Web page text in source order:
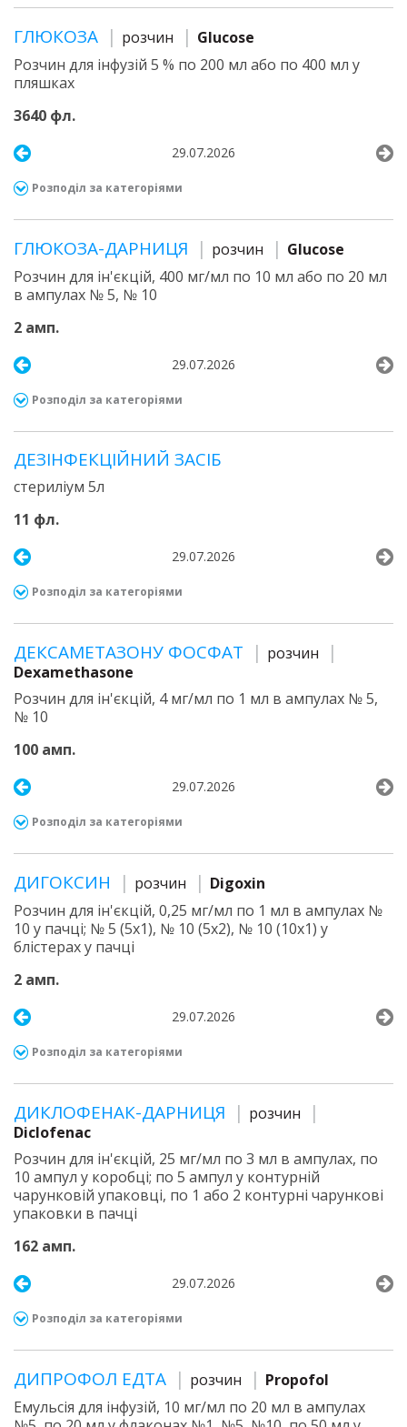
ГЛЮКОЗА розчин
Glucose
Розчин для інфузій 5 % по 200 мл або по 400 мл у
пляшках
3640 фл.
29.07.2026
Розподіл за категоріями
ГЛЮКОЗА-ДАРНИЦЯ розчин
Glucose
Розчин для ін'єкцій, 400 мг/мл по 10 мл або по 20 мл
в ампулах № 5, № 10
2 амп.
29.07.2026
Розподіл за категоріями
ДЕЗІНФЕКЦІЙНИЙ ЗАСІБ
стериліум 5л
11 фл.
29.07.2026
Розподіл за категоріями
ДЕКСАМЕТАЗОНУ ФОСФАТ
розчин
Dexamethasone
Розчин для ін'єкцій, 4 мг/мл по 1 мл в ампулах № 5,
№ 10
100 амп.
29.07.2026
Розподіл за категоріями
ДИГОКСИН розчин
Digoxin
Розчин для ін'єкцій, 0,25 мг/мл по 1 мл в ампулах №
10 у пачці; № 5 (5х1), № 10 (5х2), № 10 (10х1) у
блістерах у пачці
2 амп.
29.07.2026
Розподіл за категоріями
ДИКЛОФЕНАК-ДАРНИЦЯ
розчин
Diclofenac
Розчин для ін'єкцій, 25 мг/мл по 3 мл в ампулах, по
10 ампул у коробці; по 5 ампул у контурній
чарунковій упаковці, по 1 або 2 контурні чарункові
упаковки в пачці
162 амп.
29.07.2026
Розподіл за категоріями
ДИПРОФОЛ ЕДТА розчин
Propofol
Емульсія для інфузій, 10 мг/мл по 20 мл в ампулах